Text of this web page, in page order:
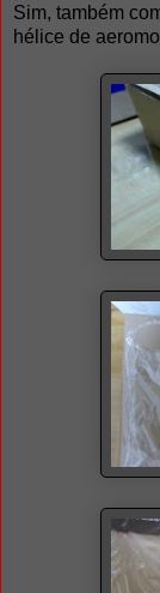
Sim, também
hélice de